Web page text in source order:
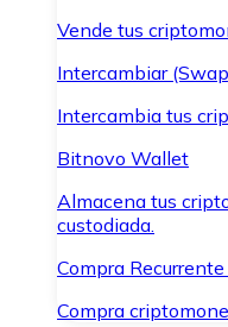
Vende tus
Intercambiar
Intercambia tus
Bitnovo Wallet
Almacena tus
custodiada.
Compra Recurrente
Compra